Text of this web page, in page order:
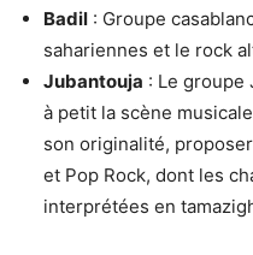
Badil : Groupe
sahariennes et le rock
Jubantouja : Le
à petit la scène
son originalité,
et Pop Rock, dont les
interprétées en